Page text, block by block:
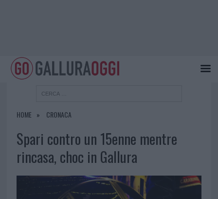
HOME CRONACA
Spari contro un 15enne mentre
rincasa, choc in Gallura